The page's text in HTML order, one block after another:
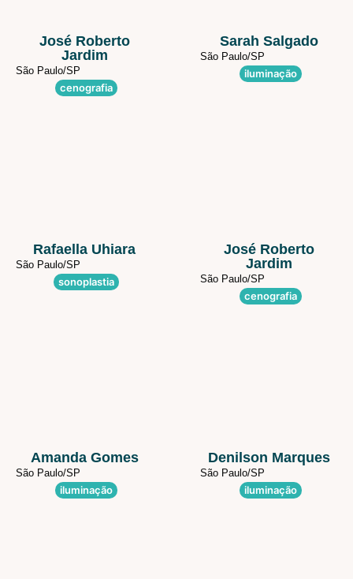
José Roberto
Jardim
São Paulo/SP
cenografia
Sarah Salgado
São Paulo/SP
iluminação
Rafaella Uhiara
São Paulo/SP
sonoplastia
José Roberto
Jardim
São Paulo/SP
cenografia
Amanda Gomes
São Paulo/SP
iluminação
Denilson Marques
São Paulo/SP
iluminação